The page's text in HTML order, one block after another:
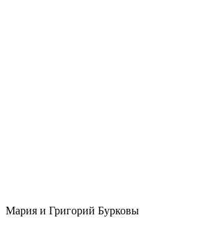
Мария и Григорий Бурковы